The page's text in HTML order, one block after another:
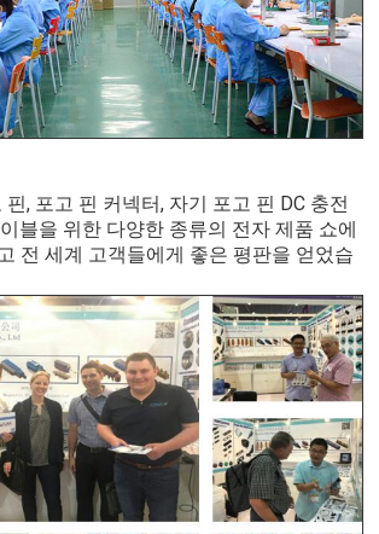
, 포고 핀 커넥터, 자기 포고 핀 DC 충전
블을 위한 다양한 종류의 전자 제품 쇼에
전 세계 고객들에게 좋은 평판을 얻었습